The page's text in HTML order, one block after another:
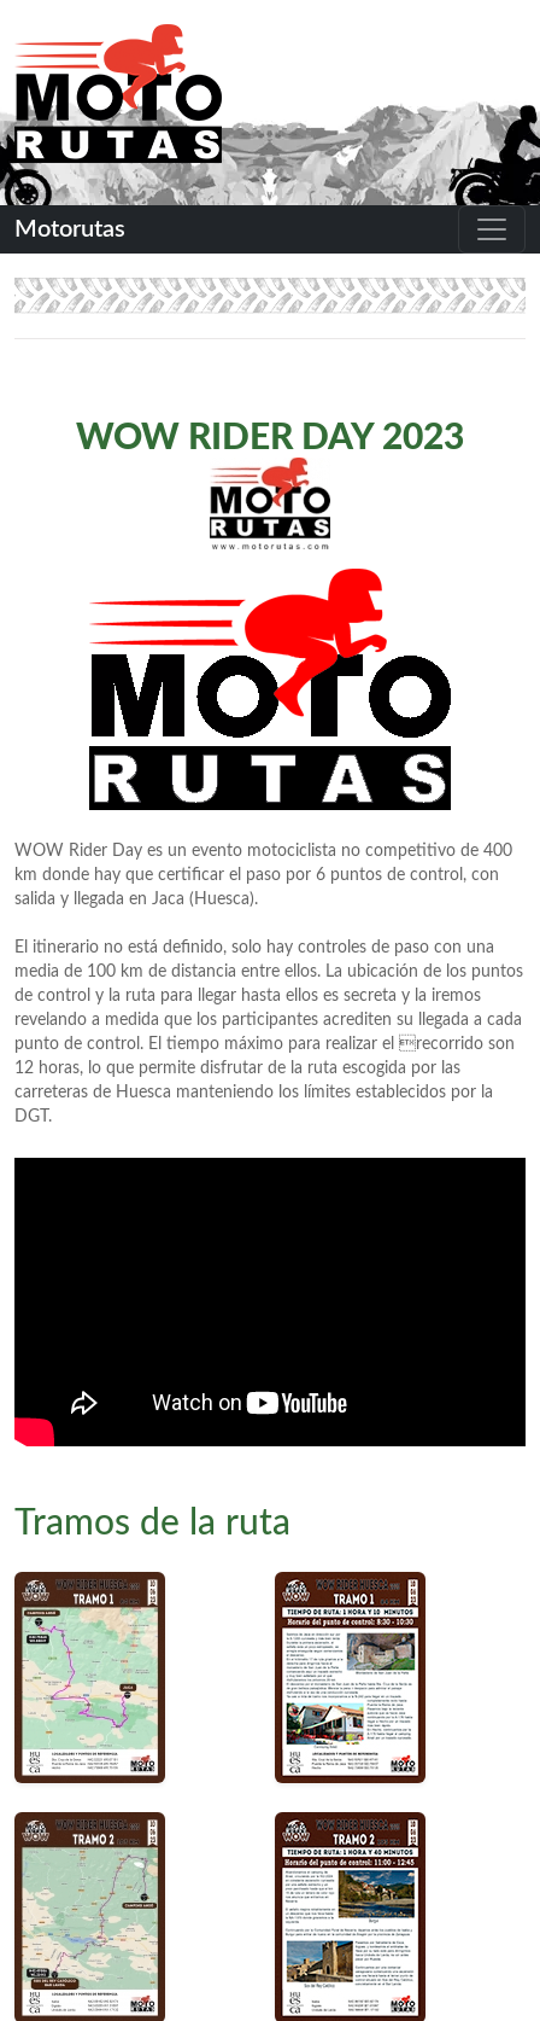
Motorutas
WOW RIDER DAY 2023
WOW Rider Day es un evento motociclista no competitivo de 400
km donde hay que certificar el paso por 6 puntos de control, con
salida y llegada en Jaca (Huesca).
El itinerario no está definido, solo hay controles de paso con una
media de 100 km de distancia entre ellos. La ubicación de los puntos
de control y la ruta para llegar hasta ellos es secreta y la iremos
revelando a medida que los participantes acrediten su llegada a cada
punto de control. El tiempo máximo para realizar el recorrido son
12 horas, lo que permite disfrutar de la ruta escogida por las
carreteras de Huesca manteniendo los límites establecidos por la
DGT.
Tramos de la ruta